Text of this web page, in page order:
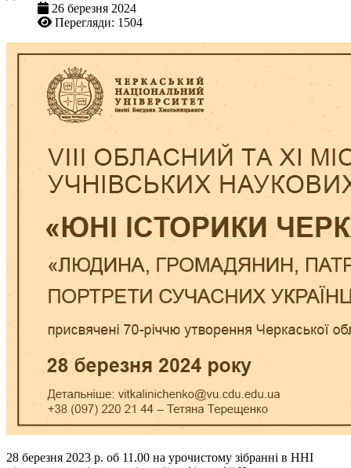
26 березня 2024
Перегляди: 1504
28 березня 2023 р. об 11.00 на урочистому зібранні в ННІ